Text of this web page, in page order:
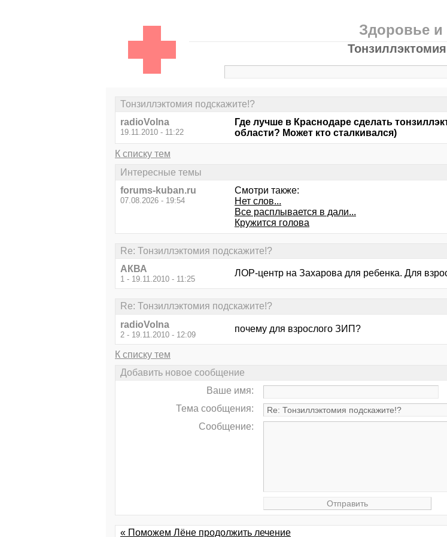
Здоровье
Тонзиллэктомия подскажите!?
radioVolna
19.11.2010 - 11:22
Где лучше в Краснодаре сделать
области? Может кто сталкивался)
К списку тем
Интересные темы
forums-kuban.ru
07.08.2026 - 19:54
Смотри также:
Нет слов...
Все расплывается в дали...
Кружится голова
Re: Тонзиллэктомия подскажите!?
АКВА
1 - 19.11.2010 - 11:25
ЛОР-центр на Захарова для ребенка. Для
Re: Тонзиллэктомия подскажите!?
radioVolna
2 - 19.11.2010 - 12:09
почему для взрослого ЗИП?
К списку тем
Добавить новое сообщение
Ваше имя:
Тема сообщения:
Сообщение:
« Поможем Лёне продолжить лечение